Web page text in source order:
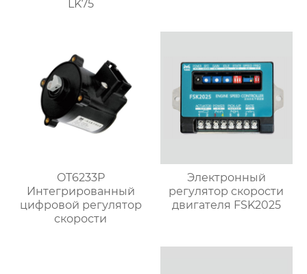
LK75
OT6233P
Интегрированный
цифровой регулятор
скорости
Электронный
регулятор скорости
двигателя FSK2025